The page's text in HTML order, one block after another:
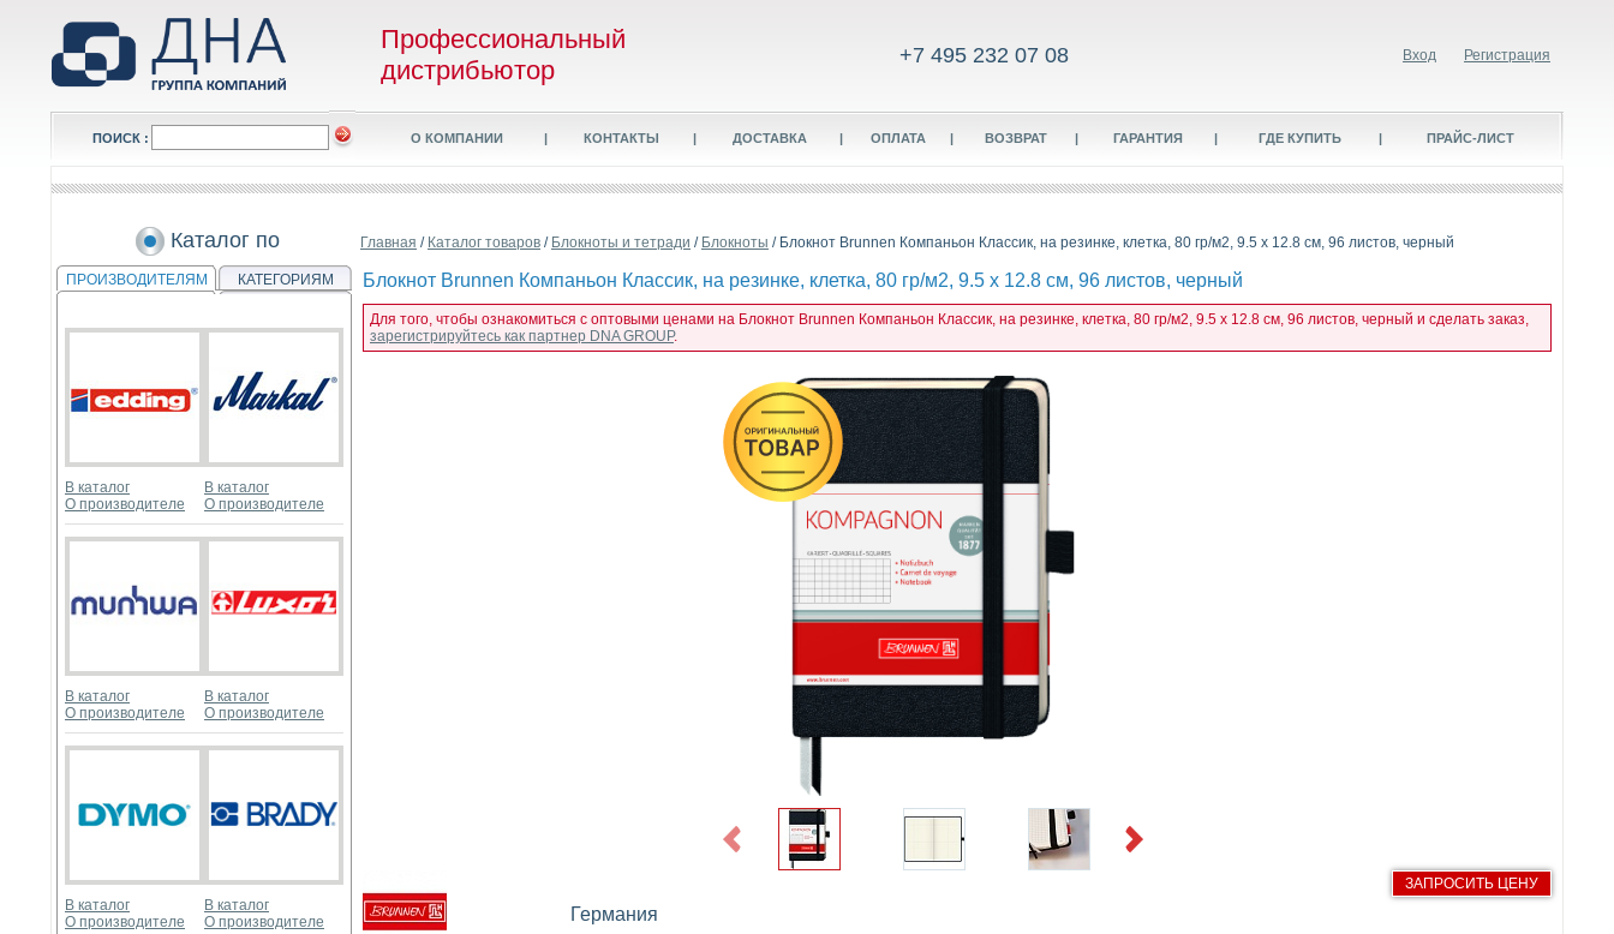
Профессиональный
дистрибьютор
+7 495 232 07 08 Вход Регистрация
ПОИСК : О КОМПАНИИ | КОНТАКТЫ | ДОСТАВКА | ОПЛАТА | ВОЗВРАТ | ГАРАНТИЯ | ГДЕ КУПИТЬ | ПРАЙС-ЛИСТ
Каталог по
ПРОИЗВОДИТЕЛЯМ КАТЕГОРИЯМ
В каталог
О производителе
В каталог
О производителе
В каталог
О производителе
В каталог
О производителе
В каталог
О производителе
В каталог
О производителе
Главная / Каталог товаров / Блокноты и тетради / Блокноты / Блокнот Brunnen Компаньон Классик, на резинке, клетка, 80 гр/м2, 9.5 х 12.8 см, 96 листов, черный
Блокнот Brunnen Компаньон Классик, на резинке, клетка, 80 гр/м2, 9.5 х 12.8 см, 96 листов, черный
Для того, чтобы ознакомиться с оптовыми ценами на Блокнот Brunnen Компаньон Классик, на резинке, клетка, 80 гр/м2, 9.5 х 12.8 см, 96 листов, черный и сделать заказ,
зарегистрируйтесь как партнер DNA GROUP.
Previous Next
Германия
ЗАПРОСИТЬ ЦЕНУ